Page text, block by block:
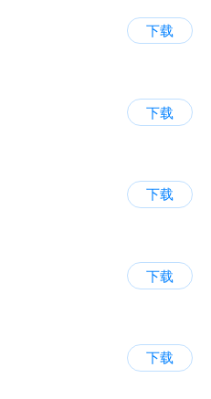
下载
下载
下载
下载
下载